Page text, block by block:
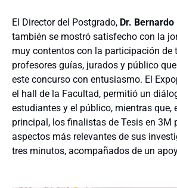
El Director del Postgrado, Dr.
también se mostró satisfecho con la
muy contentos con la participación de
profesores guías, jurados y público
este concurso con entusiasmo. El
el hall de la Facultad, permitió un
estudiantes y el público, mientras que,
principal, los finalistas de Tesis en 3M
aspectos más relevantes de sus
tres minutos, acompañados de un